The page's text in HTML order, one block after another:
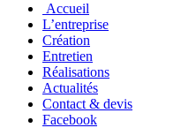
Accueil
L’entreprise
Création
Entretien
Réalisations
Actualités
Contact & devis
Facebook